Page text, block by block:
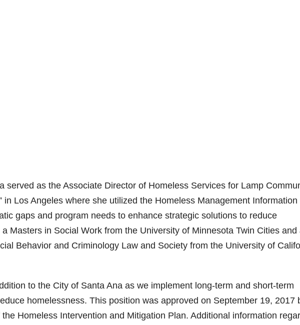
served as the Associate Director of Homeless Services for Lamp
in Los Angeles where she utilized the Homeless Management Information
gaps and program needs to enhance strategic solutions to reduce
Masters in Social Work from the University of Minnesota Twin Cities and
Behavior and Criminology Law and Society from the University of
to the City of Santa Ana as we implement long-term and short-term
homelessness. This position was approved on September 19, 2017
Homeless Intervention and Mitigation Plan. Additional information